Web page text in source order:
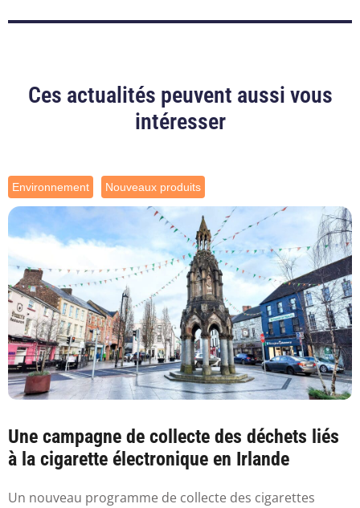
Ces actualités peuvent aussi vous
intéresser
Environnement Nouveaux produits
Une campagne de collecte des déchets liés
à la cigarette électronique en Irlande
Un nouveau programme de collecte des cigarettes